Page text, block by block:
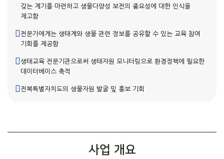
갖는 계기를 마련하고 생물다양성 보전의 중요성에 대한 인식을
제고함
전문가에게는 생태계와 생물 관련 정보를 공유할 수 있는 교육 참여
기회를 제공함
생태교육 전문기관으로써 생태자원 모니터링으로 환경정책에 필요한
데이터베이스 축적
전북특별자치도의 생물자원 발굴 및 홍보 기회
사업 개요